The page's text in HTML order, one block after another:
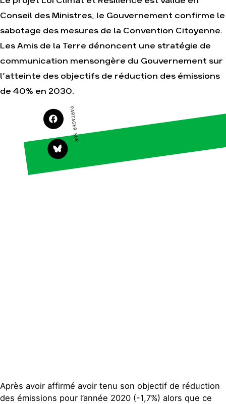
Agir
terrain
Agir au quotidien
campagnes
Transmettre tout
ou partie de son
patrimoine
Télécharger
gratuitement les
guides éco-citoyens
thématiques
Climat – Énergie
Surproduction
Multinationales
Conseil des Ministres, le Gouvernement confirme le
sabotage des mesures de la Convention Citoyenne.
Les Amis de la Terre dénoncent une stratégie de
communication mensongère du Gouvernement sur
l’atteinte des objectifs de réduction des émissions
de 40% en 2030.
PARTAGER SUR
Après avoir affirmé avoir tenu son objectif de réduction
des émissions pour l’année 2020 (-1,7%) alors que ce